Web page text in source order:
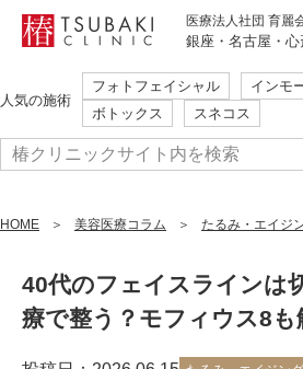
医療法人社団 育麗
銀座・名古屋・心
人気の施術
フォトフェイシャル インモ
ボトックス
スネコス
初めての方も安心
ご相談だけでも大
本当に必要な施術の
まずはご予約
簡単
HOME 美容医療コラム たるみ・エイジ
40代のフェイスラインは
療で整う？モフィウス8も